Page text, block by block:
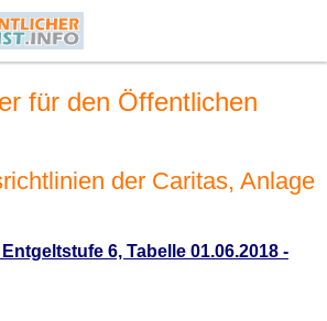
für den Öffentlichen
der Caritas, Anlage
6, Tabelle 01.06.2018 -